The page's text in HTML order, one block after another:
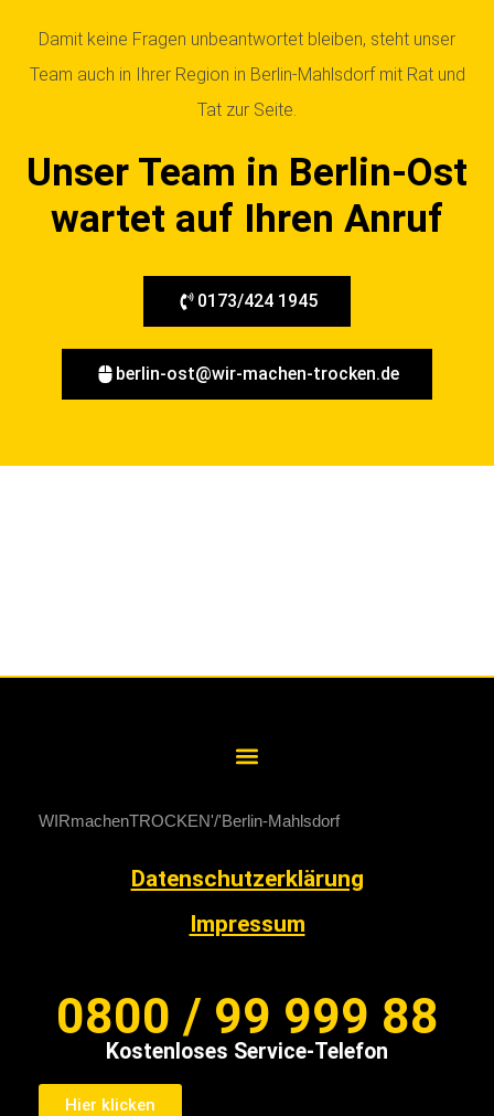
Damit keine Fragen unbeantwortet bleiben, steht unser
Team auch in Ihrer Region in Berlin-Mahlsdorf mit Rat und
Tat zur Seite.
Unser Team in Berlin-Ost
wartet auf Ihren Anruf
0173/424 1945
berlin-ost@wir-machen-trocken.de
WIRmachenTROCKEN Berlin-Mahlsdorf
Datenschutzerklärung
Impressum
0800 / 99 999 88
Kostenloses Service-Telefon
Hier klicken